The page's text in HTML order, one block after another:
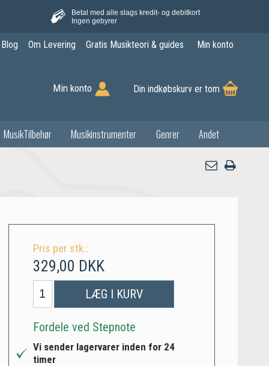
Betal med alle slags kredit- og debitkort
Ingen gebyrer
Blog Om Levering Gratis Musikteori & guides Min konto
Min konto Din indkøbskurv er tom
MusikTilbehør Musikinstrumenter Genrer Andet
Pris per stk.:
329,00 DKK
LÆG I KURV
Fordele ved Stepnote
Vi sender lagervarer inden for 24
timer